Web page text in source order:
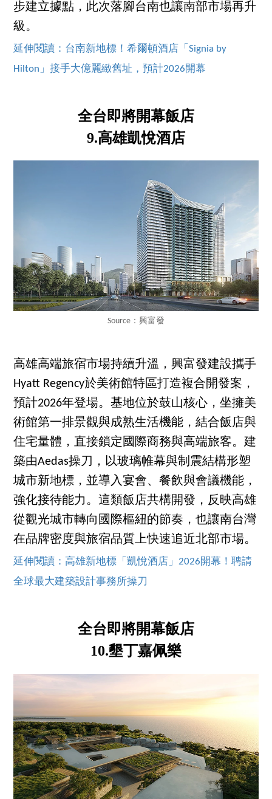
步建立據點，此次落腳台南也讓南部市場再升
級。
延伸閱讀：台南新地標！希爾頓酒店「Signia by
Hilton」接手大億麗緻舊址，預計2026開幕
全台即將開幕飯店
9.高雄凱悅酒店
Source：興富發
高雄高端旅宿市場持續升溫，興富發建設攜手
Hyatt Regency於美術館特區打造複合開發案，
預計2026年登場。基地位於鼓山核心，坐擁美
術館第一排景觀與成熟生活機能，結合飯店與
住宅量體，直接鎖定國際商務與高端旅客。建
築由Aedas操刀，以玻璃帷幕與制震結構形塑
城市新地標，並導入宴會、餐飲與會議機能，
強化接待能力。這類飯店共構開發，反映高雄
從觀光城市轉向國際樞紐的節奏，也讓南台灣
在品牌密度與旅宿品質上快速追近北部市場。
延伸閱讀：高雄新地標「凱悅酒店」2026開幕！聘請
全球最大建築設計事務所操刀
全台即將開幕飯店
10.墾丁嘉佩樂